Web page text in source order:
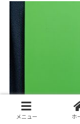
メニュー ホ